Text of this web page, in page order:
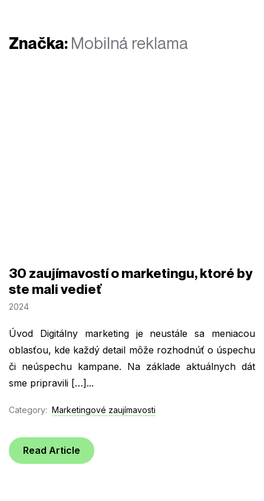
Značka: Mobilná reklama
30 zaujímavostí o marketingu, ktoré by
ste mali vedieť
2024
Úvod Digitálny marketing je neustále sa meniacou
oblasťou, kde každý detail môže rozhodnúť o úspechu
či neúspechu kampane. Na základe aktuálnych dát
sme pripravili […]...
Category: Marketingové zaujímavosti
Read Article